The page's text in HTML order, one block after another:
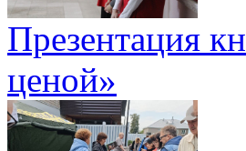
Презентация
ценой»